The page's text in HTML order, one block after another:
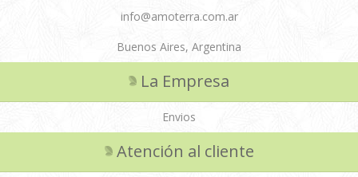
info@amoterra.com.ar
Buenos Aires, Argentina
La Empresa
Envios
Atención al cliente